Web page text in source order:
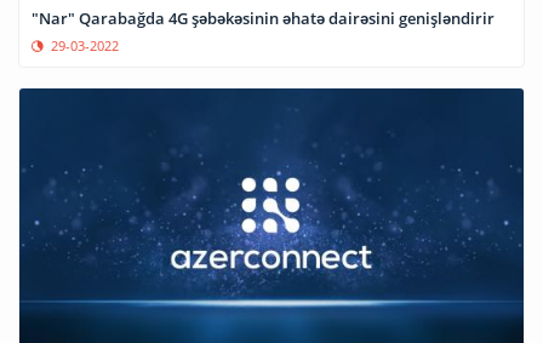
"Nar" Qarabağda 4G şəbəkəsinin əhatə dairəsini genişləndirir
29-03-2022